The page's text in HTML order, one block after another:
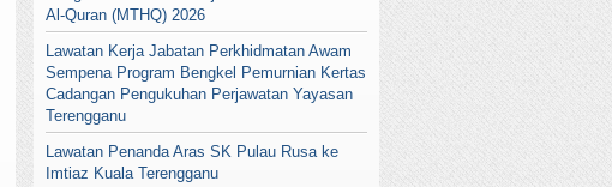
Al-Quran (MTHQ) 2026
Lawatan Kerja Jabatan Perkhidmatan Awam
Sempena Program Bengkel Pemurnian Kertas
Cadangan Pengukuhan Perjawatan Yayasan
Terengganu
Lawatan Penanda Aras SK Pulau Rusa ke
Imtiaz Kuala Terengganu